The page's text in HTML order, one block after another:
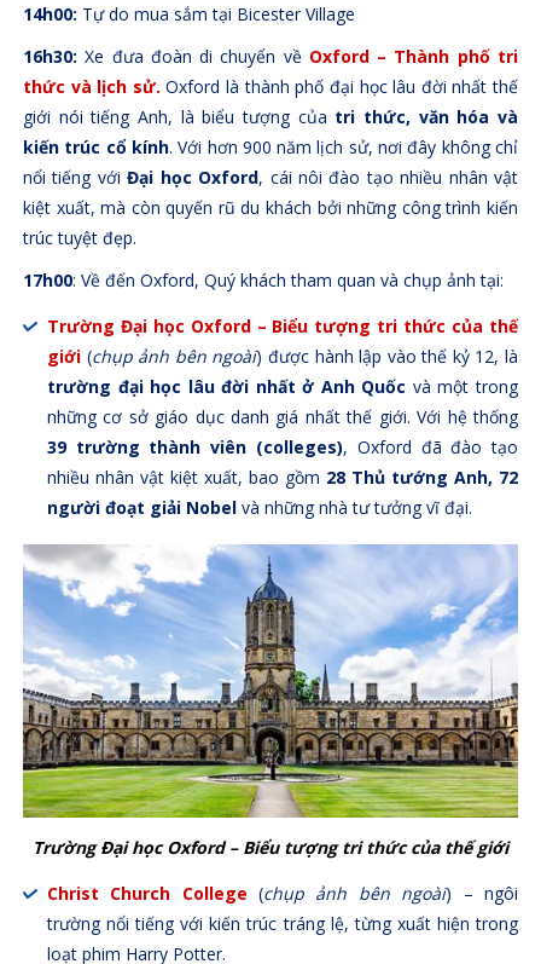
14h00: Tự do mua sắm tại Bicester Village
16h30:Xe đưa đoàn di chuyển về Oxford – Thành phố tri
thức và lịch sử.Oxford là thành phố đại học lâu đời nhất thế
giới nói tiếng Anh, là biểu tượng của tri thức, văn hóa và
kiến trúc cổ kính. Với hơn 900 năm lịch sử, nơi đây không chỉ
nổi tiếng vớiĐại học Oxford, cái nôi đào tạo nhiều nhân vật
kiệt xuất, mà còn quyến rũ du khách bởi những công trình kiến
trúc tuyệt đẹp.
17h00: Về đến Oxford, Quý khách tham quan và chụp ảnh tại:
Trường Đại học Oxford – Biểu tượng tri thức của thế
giới (chụp ảnh bên ngoài) được hành lập vào thế kỷ 12, là
trường đại học lâu đời nhất ở Anh Quốc và một trong
những cơ sở giáo dục danh giá nhất thế giới. Với hệ thống
39 trường thành viên (colleges), Oxford đã đào tạo
nhiều nhân vật kiệt xuất, bao gồm 28 Thủ tướng Anh, 72
người đoạt giải Nobelvà những nhà tư tưởng vĩ đại.
Trường Đại học Oxford – Biểu tượng tri thức của thế giới
Christ Church College(chụp ảnh bên ngoài) – ngôi
trường nổi tiếng với kiến trúc tráng lệ, từng xuất hiện trong
loạt phim Harry Potter.